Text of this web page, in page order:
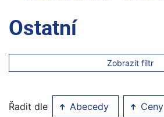
Ostatní
Zobrazit filtr
Řadit dle Abecedy Ceny